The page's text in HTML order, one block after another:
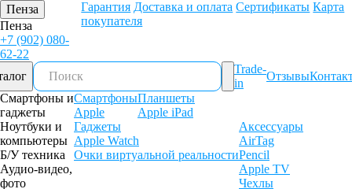
Пенза
Пенза
+7 (902) 080-
62-22
Гарантия Доставка и оплата Сертификаты Карта
покупателя
Trade-
in
Отзывы
Смартфоны и
гаджеты
Ноутбуки и
компьютеры
Б/У техника
Аудио-видео,
фото
Смартфоны
Apple
Планшеты
Apple iPad
Гаджеты
Apple Watch
Очки виртуальной реальности
Аксессуары
AirTag
Pencil
Apple TV
Чехлы